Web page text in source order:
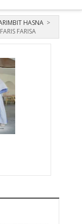
HASNA >
FARISA